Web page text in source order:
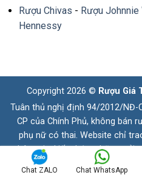
Rượu Chivas - Rượu Johnnie
Hennessy
Copyright 2026 © Rượu Giá
Tuân thủ nghị định 94/2012/NĐ-
CP của Chính Phủ, không bán
phụ nữ có thai. Website chỉ
thông tin, kiến thức, những trải
nhu cầu vui lòng liên hệ
Chat ZALO Chat WhatsApp